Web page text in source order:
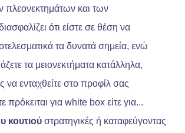
πλεονεκτημάτων και των
ότι είστε σε θέση να
τα δυνατά σημεία, ενώ
τα μειονεκτήματα κατάλληλα,
να ενταχθείτε στο προφίλ σας
πρόκειται για white box είτε για...
κουτιού στρατηγικές ή καταφεύγοντας